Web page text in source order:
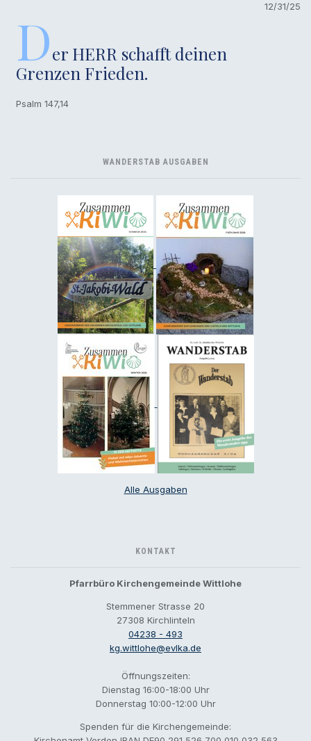
12/31/25
Der HERR schafft deinen
Grenzen Frieden.
Psalm 147,14
WANDERSTAB AUSGABEN
Alle Ausgaben
KONTAKT
Pfarrbüro Kirchengemeinde Wittlohe
Stemmener Strasse 20
27308 Kirchlinteln
04238 - 493
kg.wittlohe@evlka.de
Öffnungszeiten:
Dienstag 16:00-18:00 Uhr
Donnerstag 10:00-12:00 Uhr
Spenden für die Kirchengemeinde: